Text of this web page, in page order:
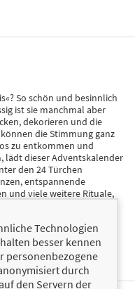
So schön und besinnlich
ist sie manchmal aber
dekorieren und die
die Stimmung ganz
zu entkommen und
lädt dieser Adventskalender
den 24 Türchen
entspannende
und viele weitere Rituale,
fördern. So kann
Moment entfliehen
feiern!
Technologien
besser kennen
personenbezogene
durch
den Servern der